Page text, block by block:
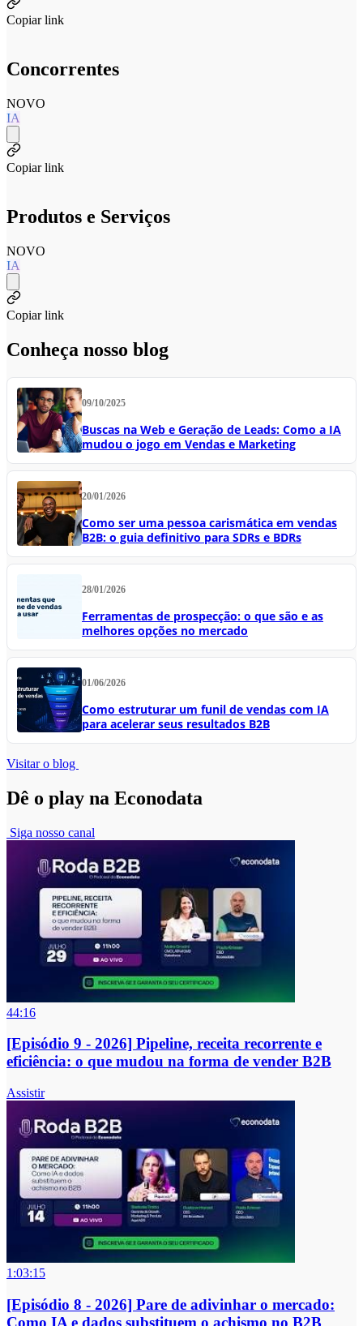
Copiar link
Concorrentes
NOVO
IA
Copiar link
Produtos e Serviços
NOVO
IA
Copiar link
Conheça nosso blog
09/10/2025
Buscas na Web e Geração de Leads: Como a IA
mudou o jogo em Vendas e Marketing
20/01/2026
Como ser uma pessoa carismática em vendas
B2B: o guia definitivo para SDRs e BDRs
28/01/2026
Ferramentas de prospecção: o que são e as
melhores opções no mercado
01/06/2026
Como estruturar um funil de vendas com IA
para acelerar seus resultados B2B
Visitar o blog
Dê o play na Econodata
Siga nosso canal
44:16
[Episódio 9 - 2026] Pipeline, receita recorrente e
eficiência: o que mudou na forma de vender B2B
Assistir
1:03:15
[Episódio 8 - 2026] Pare de adivinhar o mercado:
Como IA e dados substituem o achismo no B2B